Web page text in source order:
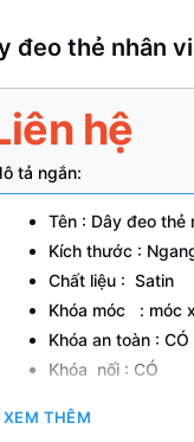
đeo thẻ nhân
hệ
tả ngắn:
Tên : Dây đeo thẻ
Kích thước :
Chất liệu : Satin
Khóa móc : móc
Khóa an toàn : CÓ
Khóa nối : CÓ
Yoyo : Không
XEM THÊM